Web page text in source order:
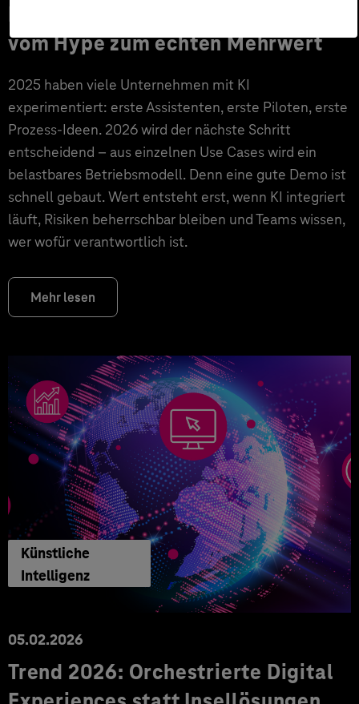
KI-Trends 2026: Digitalisierung
vom Hype zum echten Mehrwert
2025 haben viele Unternehmen mit KI
experimentiert: erste Assistenten, erste Piloten, erste
Prozess-Ideen. 2026 wird der nächste Schritt
entscheidend – aus einzelnen Use Cases wird ein
belastbares Betriebsmodell. Denn eine gute Demo ist
schnell gebaut. Wert entsteht erst, wenn KI integriert
läuft, Risiken beherrschbar bleiben und Teams wissen,
wer wofür verantwortlich ist.
Mehr lesen
Künstliche
Intelligenz
05.02.2026
Trend 2026: Orchestrierte Digital